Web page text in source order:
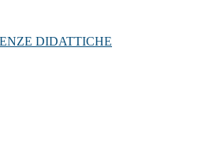
DIDATTICHE